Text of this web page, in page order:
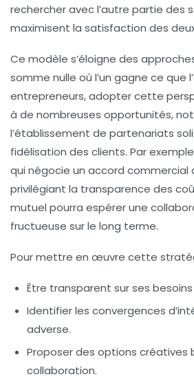
rechercher avec l’autre partie des
maximisent la satisfaction des
Ce modèle s’éloigne des
somme nulle où l’un gagne ce que
entrepreneurs, adopter cette
à de nombreuses opportunités,
l’établissement de partenariats
fidélisation des clients. Par
qui négocie un accord commercial
privilégiant la transparence des
mutuel pourra espérer une
fructueuse sur le long terme.
Pour mettre en œuvre cette
Être transparent sur ses
Identifier les convergences
adverse.
Proposer des options créatives
collaboration.